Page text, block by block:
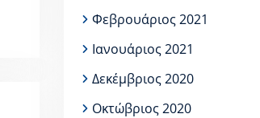
Φεβρουάριος 2021
Ιανουάριος 2021
Δεκέμβριος 2020
Οκτώβριος 2020